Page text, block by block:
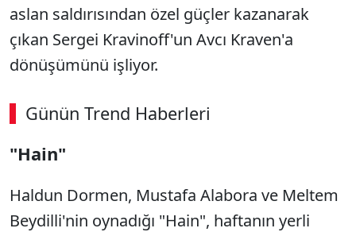
aslan saldırısından özel güçler kazanarak
çıkan Sergei Kravinoff'un Avcı Kraven'a
dönüşümünü işliyor.
Günün Trend Haberleri
"Hain"
Haldun Dormen, Mustafa Alabora ve Meltem
Beydilli'nin oynadığı "Hain", haftanın yerli